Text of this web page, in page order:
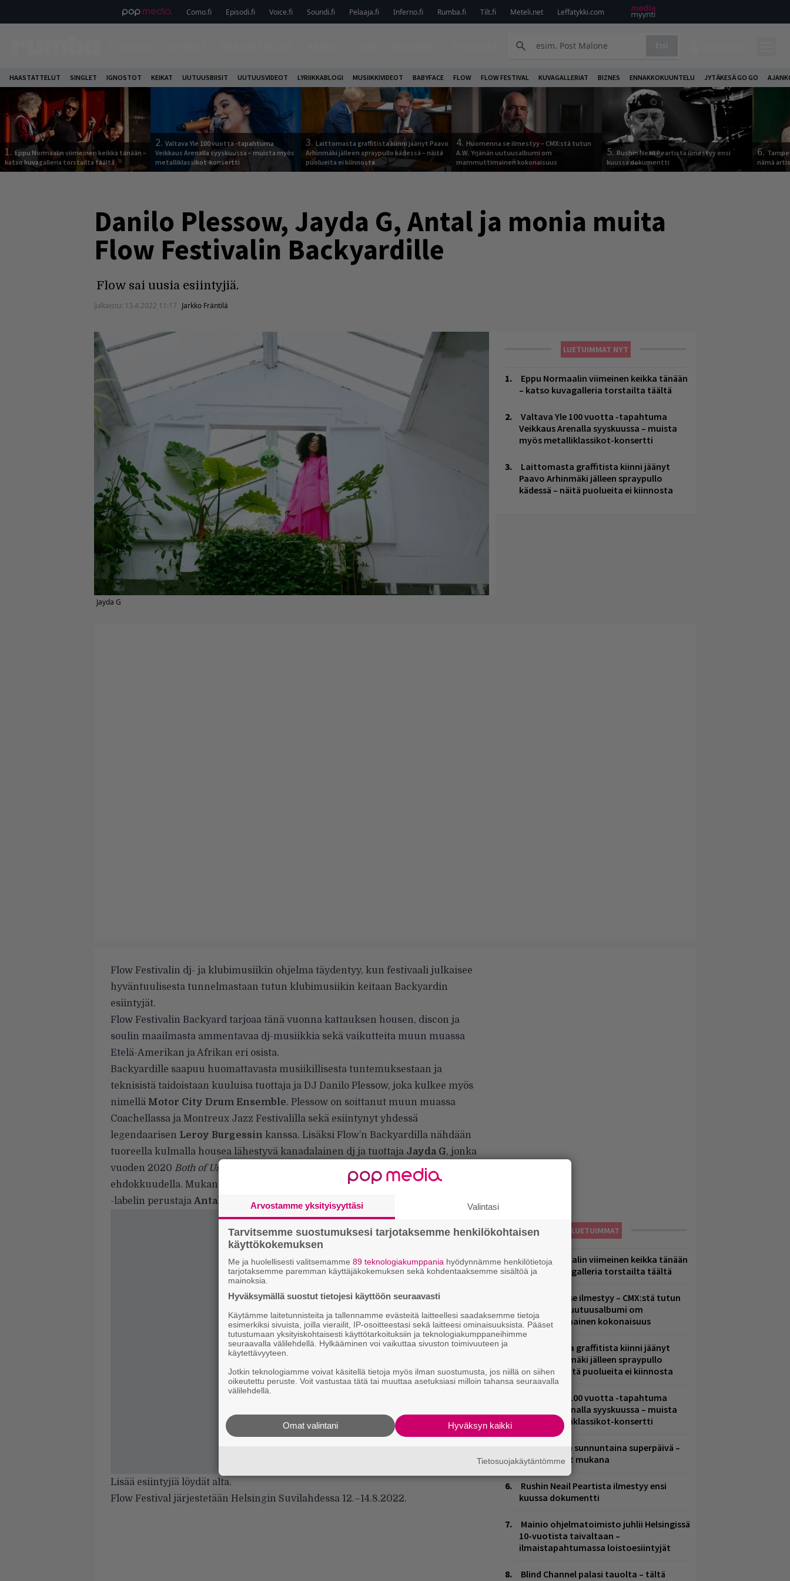
Como.fi Episodi.fi Voice.fi Soundi.fi Pelaaja.fi Inferno.fi Rumba.fi Tilt.fi Meteli.net Leffatykki.com
HAASTATTELUT SINGLET IGNOSTOT KEIKAT UUTUUSBIISIT UUTUUSVIDEOT LYRIIKKABLOGI MUSIIKKIVIDEOT BABYFACE FLOW FLOW FESTIVAL KUVAGALLERIAT BIZNES ENNAKKOKUUNTELU JYTÄKESÄ GO GO
1. Eppu Normaalin viimeinen keikka tänään –
katso kuvagalleria torstailta täältä
2. Valtava Yle 100 vuotta -tapahtuma
Veikkaus Arenalla syyskuussa – muista myös
metalliklassikot-konsertti
3. Laittomasta graffitista kiinni jäänyt Paavo
Arhinmäki jälleen spraypullo kädessä – näitä
puolueita ei kiinnosta
4. Huomenna se ilmestyy – CMX:stä tutun
A.W. Yrjänän uutuusalbumi om
mammuttimainen kokonaisuus
5. Rushin Neail Peartista ilmestyy ensi
kuussa dokumentti
6.
nämä
Danilo Plessow, Jayda G, Antal ja monia muita
Flow Festivalin Backyardille
Flow sai uusia esiintyjiä.
Julkaistu: 13.4.2022 11:17 Jarkko Fräntilä
Jayda G
LUETUIMMAT NYT
Eppu Normaalin viimeinen keikka tänään
– katso kuvagalleria torstailta täältä
Valtava Yle 100 vuotta -tapahtuma
Veikkaus Arenalla syyskuussa – muista
myös metalliklassikot-konsertti
Laittomasta graffitista kiinni jäänyt
Paavo Arhinmäki jälleen spraypullo
kädessä – näitä puolueita ei kiinnosta
Flow Festivalin dj- ja klubimusiikin ohjelma täydentyy, kun festivaali julkaisee
hyväntuulisesta tunnelmastaan tutun klubimusiikin keitaan Backyardin
esiintyjät.
Flow Festivalin Backyard tarjoaa tänä vuonna kattauksen housen, discon ja
soulin maailmasta ammentavaa dj-musiikkia sekä vaikutteita muun muassa
Etelä-Amerikan ja Afrikan eri osista.
Backyardille saapuu huomattavasta musiikillisesta tuntemuksestaan ja
teknisistä taidoistaan kuuluisa tuottaja ja DJ Danilo Plessow, joka kulkee myös
nimellä Motor City Drum Ensemble. Plessow on soittanut muun muassa
Coachellassa ja Montreux Jazz Festivalilla sekä esiintynyt yhdessä
legendaarisen Leroy Burgessin kanssa. Lisäksi Flow’n Backyardilla nähdään
tuoreella kulmalla housea lähestyvä kanadalainen dj ja tuottaja Jayda G, jonka
vuoden 2020 Both of Us
-ep:n nimibiisi huomioitiin muun muassa Grammy-
ehdokkuudella. Mukana on myös amsterdamilainen, legendaarisen Rush Hour
-labelin perustaja Antal
Lisää esiintyjiä löydät alta.
Flow Festival järjestetään Helsingin Suvilahdessa 12.–14.8.2022.
LUETUIMMAT
Eppu Normaalin viimeinen keikka tänään
– katso kuvagalleria torstailta täältä
Huomenna se ilmestyy – CMX:stä tutun
A.W. Yrjänän uutuusalbumi om
mammuttimainen kokonaisuus
Laittomasta graffitista kiinni jäänyt
Paavo Arhinmäki jälleen spraypullo
kädessä – näitä puolueita ei kiinnosta
Valtava Yle 100 vuotta -tapahtuma
Veikkaus Arenalla syyskuussa – muista
myös metalliklassikot-konsertti
Tampereella sunnuntaina superpäivä –
nämä artistit mukana
Rushin Neail Peartista ilmestyy ensi
kuussa dokumentti
Mainio ohjelmatoimisto juhlii Helsingissä
10-vuotista taivaltaan –
ilmaistapahtumassa loistoesiintyjät
Blind Channel palasi tauolta – tältä
Arvostamme yksityisyyttäsi Valintasi
Tarvitsemme suostumuksesi tarjotaksemme henkilökohtaisen
käyttökokemuksen
Me ja huolellisesti valitsemamme 89 teknologiakumppania hyödynnämme henkilötietoja
tarjotaksemme paremman käyttäjäkokemuksen sekä kohdentaaksemme sisältöä ja
mainoksia.
Hyväksymällä suostut tietojesi käyttöön seuraavasti
Käytämme laitetunnisteita ja tallennamme evästeitä laitteellesi saadaksemme tietoja
esimerkiksi sivuista, joilla vierailit, IP-osoitteestasi sekä laitteesi ominaisuuksista. Pääset
tutustumaan yksityiskohtaisesti käyttötarkoituksiin ja teknologiakumppaneihimme
seuraavalla välilehdellä. Hylkääminen voi vaikuttaa sivuston toimivuuteen ja
käytettävyyteen.
Jotkin teknologiamme voivat käsitellä tietoja myös ilman suostumusta, jos niillä on siihen
oikeutettu peruste. Voit vastustaa tätä tai muuttaa asetuksiasi milloin tahansa seuraavalla
välilehdellä.
Hyväksyn kaikki
Omat valintani
Tietosuojakäytäntömme